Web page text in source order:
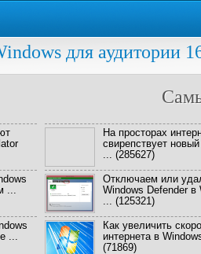
для аудитории
На просторах
свирепствует
... (285627)
...
Отключаем или
Windows Defender в
... (125321)
...
Как увеличить
интернета в
(71869)